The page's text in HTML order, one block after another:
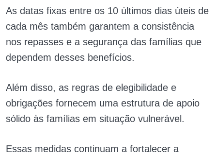
As datas fixas entre os 10 últimos dias úteis de
cada mês também garantem a consistência
nos repasses e a segurança das famílias que
dependem desses benefícios.
Além disso, as regras de elegibilidade e
obrigações fornecem uma estrutura de apoio
sólido às famílias em situação vulnerável.
Essas medidas continuam a fortalecer a